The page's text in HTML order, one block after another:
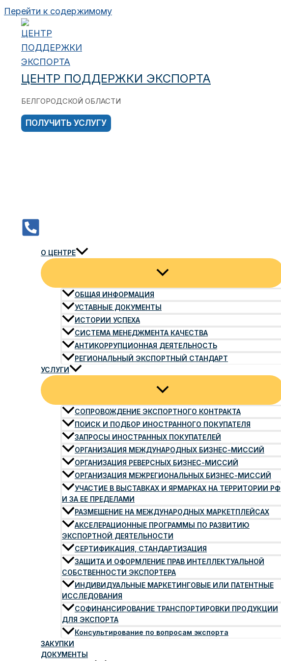
Перейти к содержимому
ЦЕНТР ПОДДЕРЖКИ ЭКСПОРТА
БЕЛГОРОДСКОЙ ОБЛАСТИ
ПОЛУЧИТЬ УСЛУГУ
О ЦЕНТРЕ
ОБЩАЯ ИНФОРМАЦИЯ
УСТАВНЫЕ ДОКУМЕНТЫ
ИСТОРИИ УСПЕХА
СИСТЕМА МЕНЕДЖМЕНТА КАЧЕСТВА
АНТИКОРРУПЦИОННАЯ ДЕЯТЕЛЬНОСТЬ
РЕГИОНАЛЬНЫЙ ЭКСПОРТНЫЙ СТАНДАРТ
УСЛУГИ
СОПРОВОЖДЕНИЕ ЭКСПОРТНОГО КОНТРАКТА
ПОИСК И ПОДБОР ИНОСТРАННОГО ПОКУПАТЕЛЯ
ЗАПРОСЫ ИНОСТРАННЫХ ПОКУПАТЕЛЕЙ
ОРГАНИЗАЦИЯ МЕЖДУНАРОДНЫХ БИЗНЕС-МИССИЙ
ОРГАНИЗАЦИЯ РЕВЕРСНЫХ БИЗНЕС-МИССИЙ
ОРГАНИЗАЦИЯ МЕЖРЕГИОНАЛЬНЫХ БИЗНЕС-МИССИЙ
УЧАСТИЕ В ВЫСТАВКАХ И ЯРМАРКАХ НА ТЕРРИТОРИИ РФ
И ЗА ЕЕ ПРЕДЕЛАМИ
РАЗМЕЩЕНИЕ НА МЕЖДУНАРОДНЫХ МАРКЕТПЛЕЙСАХ
АКСЕЛЕРАЦИОННЫЕ ПРОГРАММЫ ПО РАЗВИТИЮ
ЭКСПОРТНОЙ ДЕЯТЕЛЬНОСТИ
СЕРТИФИКАЦИЯ, СТАНДАРТИЗАЦИЯ
ЗАЩИТА И ОФОРМЛЕНИЕ ПРАВ ИНТЕЛЛЕКТУАЛЬНОЙ
СОБСТВЕННОСТИ ЭКСПОРТЕРА
ИНДИВИДУАЛЬНЫЕ МАРКЕТИНГОВЫЕ ИЛИ ПАТЕНТНЫЕ
ИССЛЕДОВАНИЯ
СОФИНАНСИРОВАНИЕ ТРАНСПОРТИРОВКИ ПРОДУКЦИИ
ДЛЯ ЭКСПОРТА
Консультирование по вопросам экспорта
ЗАКУПКИ
ДОКУМЕНТЫ